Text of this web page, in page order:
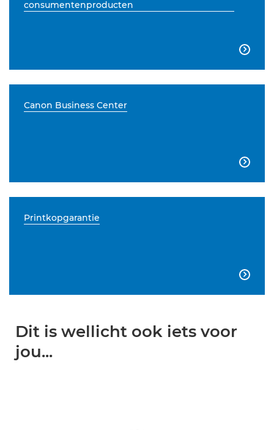
consumentenproducten

Canon Business Center

Printkopgarantie

Dit is wellicht ook iets voor
jou...